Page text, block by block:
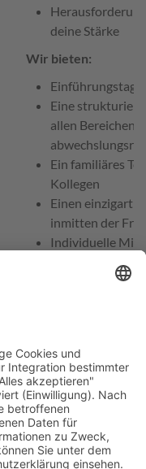
deine Stärke
Wir bieten:
Einführungstag
Eine
allen Bereichen
Ein familiäres
Kollegen
Einen
inmitten der
Individuelle
und -
Zeiterfassung
Hoffmann Manuela,
09197-62840